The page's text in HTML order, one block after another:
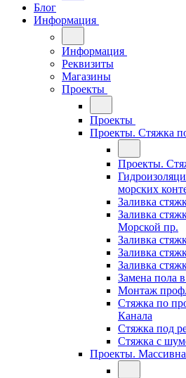
Блог
Информация
Информация
Реквизиты
Магазины
Проекты
Проекты
Проекты. Стяжка
Проекты.
морских
Заливка
Заливка
Морской пр.
Заливка
Заливка
Заливка
Замена пола
Монтаж
Стяжка по
Канала
Стяжка под
Стяжка с
Проекты.